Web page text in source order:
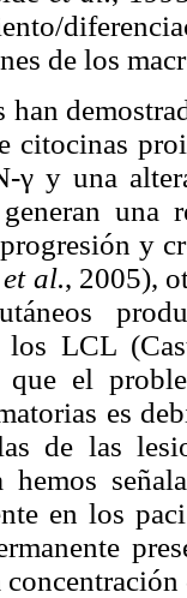
de los
citocinas
γ y una
una
y
et al., 2005),
los LCL
que el
es
de las
hemos
en los